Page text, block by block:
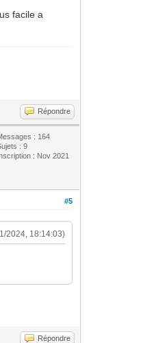
facile a
Répondre
: 164
: 9
: Nov 2021
#5
2024, 18:14:03)
Répondre